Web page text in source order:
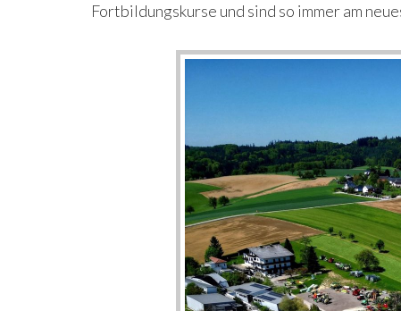
Fortbildungskurse und sind so immer am